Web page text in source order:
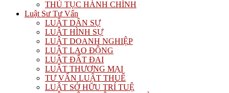
THỦ TỤC HÀNH CHÍNH
Luật Sư Tư Vấn
LUẬT DÂN SỰ
LUẬT HÌNH SỰ
LUẬT DOANH NGHIỆP
LUẬT LAO ĐỘNG
LUẬT ĐẤT ĐAI
LUẬT THƯƠNG MẠI
TƯ VẤN LUẬT THUẾ
LUẬT SỞ HỮU TRÍ TUỆ